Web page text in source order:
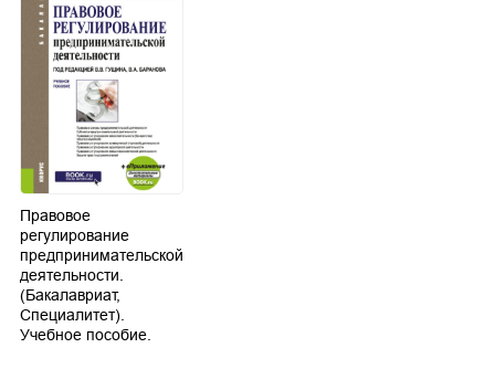
Правовое
регулирование
предпринимательской
деятельности.
(Бакалавриат,
Специалитет).
Учебное пособие.